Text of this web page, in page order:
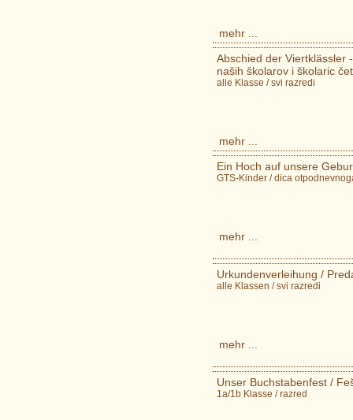
mehr ...
Abschied der Viertklässler
naših školarov i školaric
alle Klasse / svi razredi
mehr ...
Ein Hoch auf unsere
GTS-Kinder / dica
mehr ...
Urkundenverleihung /
alle Klassen / svi razredi
mehr ...
Unser Buchstabenfest /
1a/1b Klasse / razred